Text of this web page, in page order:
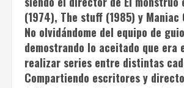
(1974), The stuff (1985) y Maniac
No olvidándome del equipo de
demostrando lo aceitado que era
realizar series entre distintas
Compartiendo escritores y